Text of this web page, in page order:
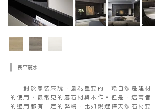
長平麗水
對於家裝來說，最為重要的一環自然是建材
的使用，最常見的屬石材與木作。但是，這兩者
的選用都有一定的弊端，比如說選擇天然石材要